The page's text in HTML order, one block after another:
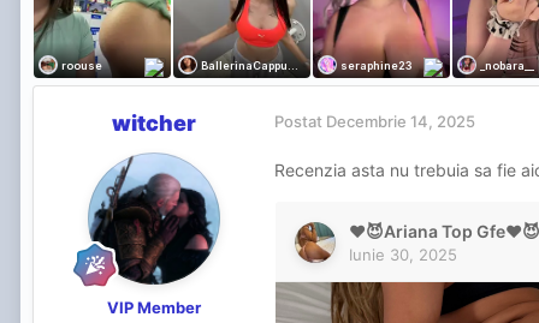
witcher
VIP Member
Postat Decembrie 14, 2025
Recenzia asta nu trebuia sa fie